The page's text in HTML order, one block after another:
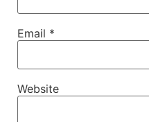
Email *
Website